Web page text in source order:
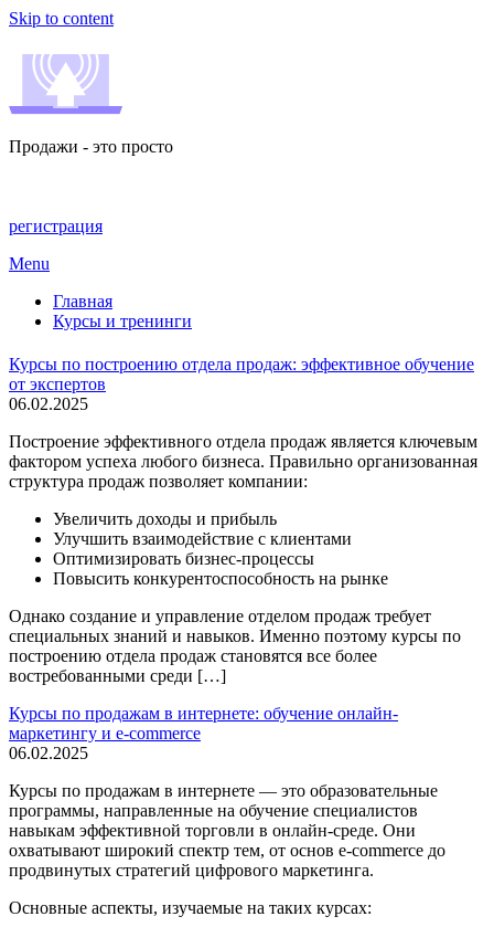
Skip to content
Продажи - это просто
регистрация
Menu
Главная
Курсы и тренинги
Курсы по построению отдела продаж: эффективное обучение
от экспертов
06.02.2025
Построение эффективного отдела продаж является ключевым
фактором успеха любого бизнеса. Правильно организованная
структура продаж позволяет компании:
Увеличить доходы и прибыль
Улучшить взаимодействие с клиентами
Оптимизировать бизнес-процессы
Повысить конкурентоспособность на рынке
Однако создание и управление отделом продаж требует
специальных знаний и навыков. Именно поэтому курсы по
построению отдела продаж становятся все более
востребованными среди […]
Курсы по продажам в интернете: обучение онлайн-
маркетингу и e-commerce
06.02.2025
Курсы по продажам в интернете — это образовательные
программы, направленные на обучение специалистов
навыкам эффективной торговли в онлайн-среде. Они
охватывают широкий спектр тем, от основ e-commerce до
продвинутых стратегий цифрового маркетинга.
Основные аспекты, изучаемые на таких курсах: